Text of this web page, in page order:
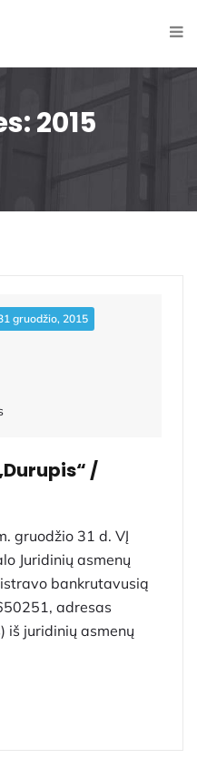
2015
gruodžio, 2015
/
gruodžio 31 d. VĮ
Juridinių asmenų
bankrutavusią
adresas
iš juridinių asmenų